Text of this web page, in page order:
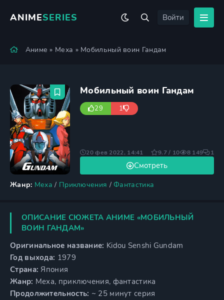
ANIMESERIES Войти
Аниме » Меха » Мобильный воин Гандам
Мобильный воин Гандам
29 1
Жанр: Меха / Приключения / Фантастика
Смотреть
20 фев 2022, 14:41 9.7 / 10 8 149 1
ОПИСАНИЕ СЮЖЕТА АНИМЕ «МОБИЛЬНЫЙ
ВОИН ГАНДАМ»
Оригинальное название: Kidou Senshi Gundam
Год выхода: 1979
Страна: Япония
Жанр: Меха, приключения, фантастика
Продолжительность: ~ 25 минут серия